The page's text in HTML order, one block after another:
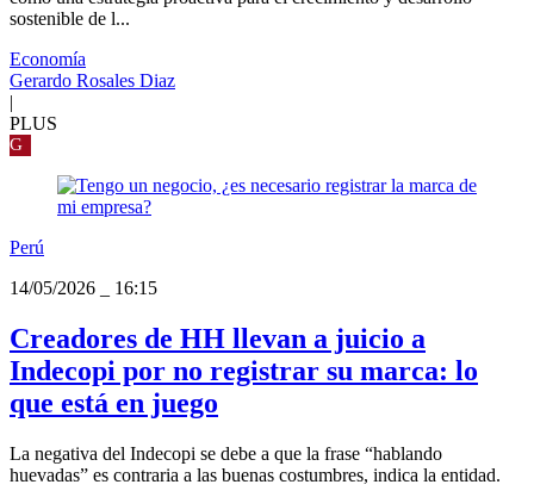
sostenible de l...
Economía
Gerardo Rosales Diaz
PLUS
G
Perú
14/05/2026
16:15
Creadores de HH llevan a juicio a
Indecopi por no registrar su marca: lo
que está en juego
La negativa del Indecopi se debe a que la frase “hablando
huevadas” es contraria a las buenas costumbres, indica la entidad.